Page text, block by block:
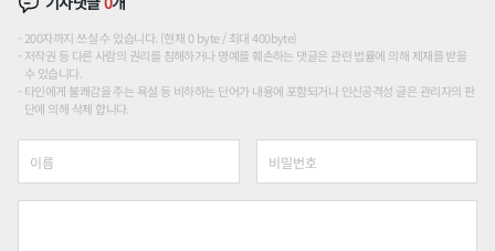
200자까지 쓰실 수 있습니다. (현재 0 byte / 최대 400byte)
저작권 등 다른 사람의 권리를 침해하거나 명예를 훼손하는 댓글은 관련 법률에 의해 제재를 받을
수 있습니다.
타인에게 불쾌감을 주는 욕설 등 비하하는 단어가 내용에 포함되거나 인신공격성 글은 관리자의 판
단에 의해 삭제 합니다.